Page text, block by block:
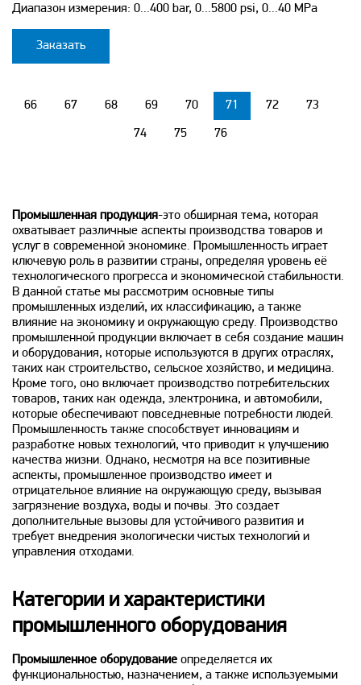
Диапазон измерения: 0...400 bar, 0...5800 psi, 0...40 MPa
Заказать
66 67 68 69 70 71 72 73
74 75 76
Промышленная продукция-это обширная тема, которая
охватывает различные аспекты производства товаров и
услуг в современной экономике. Промышленность играет
ключевую роль в развитии страны, определяя уровень её
технологического прогресса и экономической стабильности.
В данной статье мы рассмотрим основные типы
промышленных изделий, их классификацию, а также
влияние на экономику и окружающую среду. Производство
промышленной продукции включает в себя создание машин
и оборудования, которые используются в других отраслях,
таких как строительство, сельское хозяйство, и медицина.
Кроме того, оно включает производство потребительских
товаров, таких как одежда, электроника, и автомобили,
которые обеспечивают повседневные потребности людей.
Промышленность также способствует инновациям и
разработке новых технологий, что приводит к улучшению
качества жизни. Однако, несмотря на все позитивные
аспекты, промышленное производство имеет и
отрицательное влияние на окружающую среду, вызывая
загрязнение воздуха, воды и почвы. Это создает
дополнительные вызовы для устойчивого развития и
требует внедрения экологически чистых технологий и
управления отходами.
Категории и характеристики
промышленного оборудования
Промышленное оборудование определяется их
функциональностью, назначением, а также используемыми